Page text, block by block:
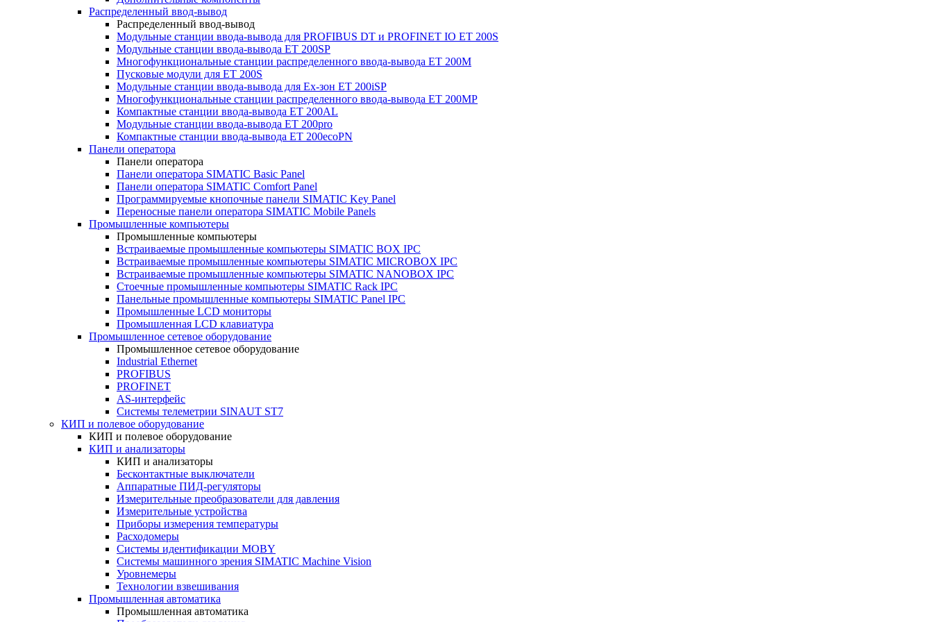
Распределенный ввод-вывод
Распределенный ввод-вывод
Модульные станции ввода-вывода для PROFIBUS DT и PROFINET IO ET 200S
Модульные станции ввода-вывода ET 200SP
Многофункциональные станции распределенного ввода-вывода ET 200M
Пусковые модули для ET 200S
Модульные станции ввода-вывода для Ex-зон ET 200iSP
Многофункциональные станции распределенного ввода-вывода ET 200MP
Компактные станции ввода-вывода ET 200AL
Модульные станции ввода-вывода ET 200pro
Компактные станции ввода-вывода ET 200ecoPN
Панели оператора
Панели оператора
Панели оператора SIMATIC Basic Panel
Панели оператора SIMATIC Comfort Panel
Программируемые кнопочные панели SIMATIC Key Panel
Переносные панели оператора SIMATIC Mobile Panels
Промышленные компьютеры
Промышленные компьютеры
Встраиваемые промышленные компьютеры SIMATIC BOX IPC
Встраиваемые промышленные компьютеры SIMATIC MICROBOX IPC
Встраиваемые промышленные компьютеры SIMATIC NANOBOX IPC
Стоечные промышленные компьютеры SIMATIC Rack IPC
Панельные промышленные компьютеры SIMATIC Panel IPC
Промышленные LCD мониторы
Промышленная LCD клавиатура
Промышленное сетевое оборудование
Промышленное сетевое оборудование
Industrial Ethernet
PROFIBUS
PROFINET
AS-интерфейс
Системы телеметрии SINAUT ST7
КИП и полевое оборудование
КИП и полевое оборудование
КИП и анализаторы
КИП и анализаторы
Бесконтактные выключатели
Аппаратные ПИД-регуляторы
Измерительные преобразователи для давления
Измерительные устройства
Приборы измерения температуры
Расходомеры
Системы идентификации MOBY
Системы машинного зрения SIMATIC Machine Vision
Уровнемеры
Технологии взвешивания
Промышленная автоматика
Промышленная автоматика